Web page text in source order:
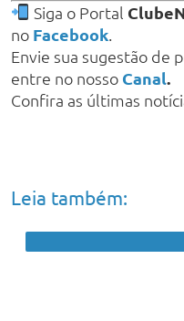
Siga o Portal
no Facebook.
Envie sua sugestão de
entre no nosso Canal.
Confira as últimas
Leia também: